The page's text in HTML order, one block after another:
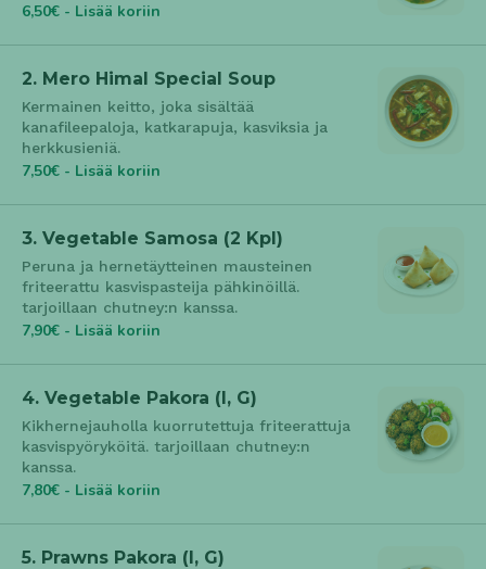
_fbp / fr / datr
kohdentamiseen (noin 90 päivää tai pidempi).
(1–2 vuotta / väliaikainen).
6,50€ - Lisää koriin
2. Mero Himal Special Soup
Kermainen keitto, joka sisältää
kanafileepaloja, katkarapuja, kasviksia ja
herkkusieniä.
7,50€ - Lisää koriin
3. Vegetable Samosa (2 Kpl)
Peruna ja hernetäytteinen mausteinen
friteerattu kasvispasteija pähkinöillä.
tarjoillaan chutney:n kanssa.
7,90€ - Lisää koriin
4. Vegetable Pakora (l, G)
Kikhernejauholla kuorrutettuja friteerattuja
kasvispyöryköitä. tarjoillaan chutney:n
kanssa.
7,80€ - Lisää koriin
5. Prawns Pakora (l, G)